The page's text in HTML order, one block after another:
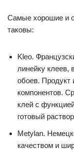
Самые хорошие и
таковы:
Kleo.
линейку клеев,
обоев. Продукт
компонентов.
клей с
готовый
Metylan.
качеством и